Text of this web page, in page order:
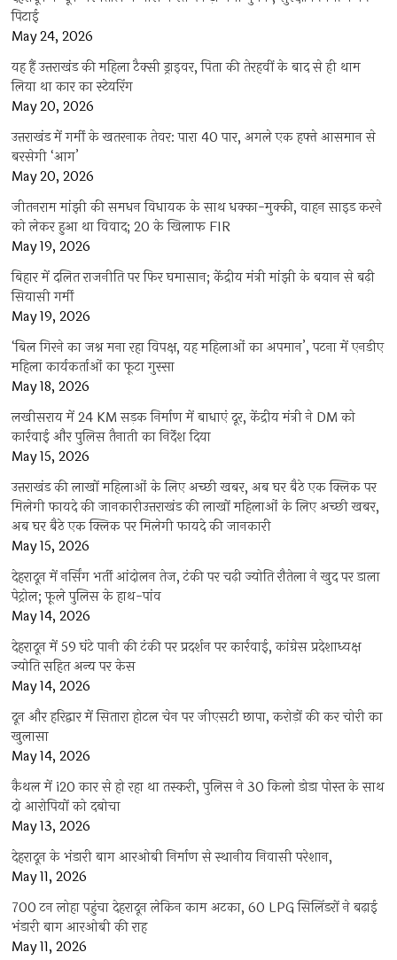
पिटाई
May 24, 2026
यह हैं उत्तराखंड की महिला टैक्सी ड्राइवर, पिता की तेरहवीं के बाद से ही थाम
लिया था कार का स्टेयरिंग
May 20, 2026
उत्तराखंड में गर्मी के खतरनाक तेवर: पारा 40 पार, अगले एक हफ्ते आसमान से
बरसेगी ‘आग’
May 20, 2026
जीतनराम मांझी की समधन विधायक के साथ धक्का-मुक्की, वाहन साइड करने
को लेकर हुआ था विवाद; 20 के खिलाफ FIR
May 19, 2026
बिहार में दलित राजनीति पर फिर घमासान; केंद्रीय मंत्री मांझी के बयान से बढ़ी
सियासी गर्मी
May 19, 2026
‘बिल गिरने का जश्न मना रहा विपक्ष, यह महिलाओं का अपमान’, पटना में एनडीए
महिला कार्यकर्ताओं का फूटा गुस्सा
May 18, 2026
लखीसराय में 24 KM सड़क निर्माण में बाधाएं दूर, केंद्रीय मंत्री ने DM को
कार्रवाई और पुलिस तैनाती का निर्देश दिया
May 15, 2026
उत्तराखंड की लाखों महिलाओं के लिए अच्छी खबर, अब घर बैठे एक क्लिक पर
मिलेगी फायदे की जानकारीउत्तराखंड की लाखों महिलाओं के लिए अच्छी खबर,
अब घर बैठे एक क्लिक पर मिलेगी फायदे की जानकारी
May 15, 2026
देहरादून में नर्सिंग भर्ती आंदोलन तेज, टंकी पर चढ़ी ज्योति रौतेला ने खुद पर डाला
पेट्रोल; फूले पुलिस के हाथ-पांव
May 14, 2026
देहरादून में 59 घंटे पानी की टंकी पर प्रदर्शन पर कार्रवाई, कांग्रेस प्रदेशाध्यक्ष
ज्योति सहित अन्य पर केस
May 14, 2026
दून और हरिद्वार में सितारा होटल चेन पर जीएसटी छापा, करोड़ों की कर चोरी का
खुलासा
May 14, 2026
कैथल में i20 कार से हो रहा था तस्करी, पुलिस ने 30 किलो डोडा पोस्त के साथ
दो आरोपियों को दबोचा
May 13, 2026
देहरादून के भंडारी बाग आरओबी निर्माण से स्थानीय निवासी परेशान,
May 11, 2026
700 टन लोहा पहुंचा देहरादून लेकिन काम अटका, 60 LPG सिलिंडरों ने बढ़ाई
भंडारी बाग आरओबी की राह
May 11, 2026